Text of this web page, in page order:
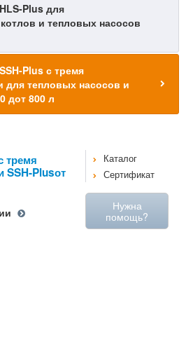
Plus для
и тепловых насосов
Plus с тремя
для тепловых насосов и
дот 800 л
тремя
SSH-Plusот
Каталог
Сертификат
Нужна
помощь?